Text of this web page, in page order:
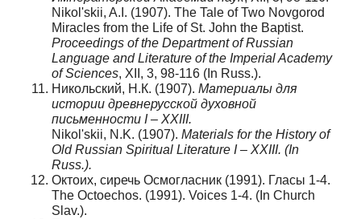
Nikol'skii, A.I. (1907). The Tale of Two Novgorod
Miracles from the Life of St. John the Baptist.
Proceedings of the Department of Russian
Language and Literature of the Imperial Academy
of Sciences, XII, 3, 98-116 (In Russ.).
Никольский, Н.К. (1907). Материалы для
истории древнерусской духовной
письменности I – XXIII.
Nikol'skii, N.K. (1907). Materials for the History of
Old Russian Spiritual Literature I – XXIII. (In
Russ.).
Октоих, сиречь Осмогласник (1991). Гласы 1-4.
The Octoechos. (1991). Voices 1-4. (In Church
Slav.).